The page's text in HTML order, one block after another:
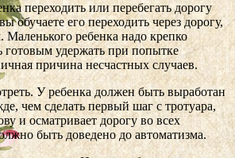
переходить или перебегать дорогу
обучаете его переходить через дорогу,
Маленького ребенка надо крепко
готовым удержать при попытке
причина несчастных случаев.
У ребенка должен быть выработан
чем сделать первый шаг с тротуара,
и осматривает дорогу во всех
быть доведено до автоматизма.